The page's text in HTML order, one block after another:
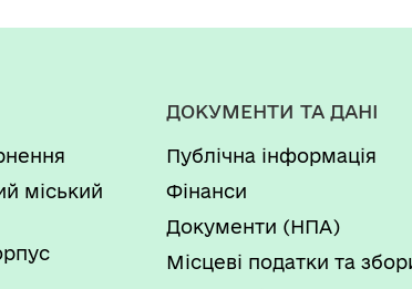
вартості предмета
очікуваної
технічних та якісних
вартості предмета
технічних характеристик
міський
ДОКУМЕНТИ ТА ДАНІ
Публічна інформація
Фінанси
Документи (НПА)
Місцеві податки та